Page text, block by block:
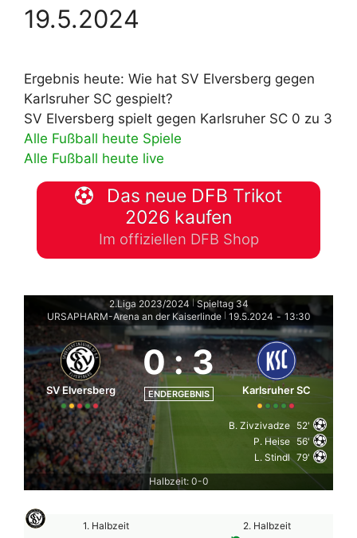
19.5.2024
Ergebnis heute: Wie hat SV Elversberg gegen
Karlsruher SC gespielt?
SV Elversberg spielt gegen Karlsruher SC 0 zu 3
Alle Fußball heute Spiele
Alle Fußball heute live
Das neue DFB Trikot
2026 kaufen
Im offiziellen DFB Shop
2.Liga 2023/2024
Spieltag 34
URSAPHARM-Arena an der Kaiserlinde
19.5.2024 - 13:30
SV Elversberg
0: 3
ENDERGEBNIS Karlsruher SC
B. Zivzivadze 52'
P. Heise 56'
L. Stindl 79'
Halbzeit: 0-0
1. Halbzeit 2. Halbzeit